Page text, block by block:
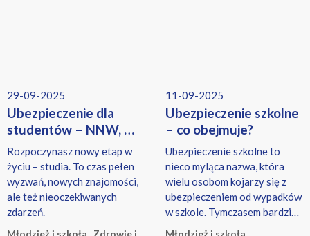
29-09-2025
Ubezpieczenie dla
studentów – NNW, OC
czy coś jeszcze?
Rozpoczynasz nowy etap w
życiu – studia. To czas pełen
wyzwań, nowych znajomości,
ale też nieoczekiwanych
zdarzeń.
Młodzież i szkoła , Zdrowie i
11-09-2025
Ubezpieczenie szkolne
– co obejmuje?
Ubezpieczenie szkolne to
nieco myląca nazwa, która
wielu osobom kojarzy się z
ubezpieczeniem od wypadków
w szkole. Tymczasem bardziej
adekwatnym określeniem
Młodzież i szkoła